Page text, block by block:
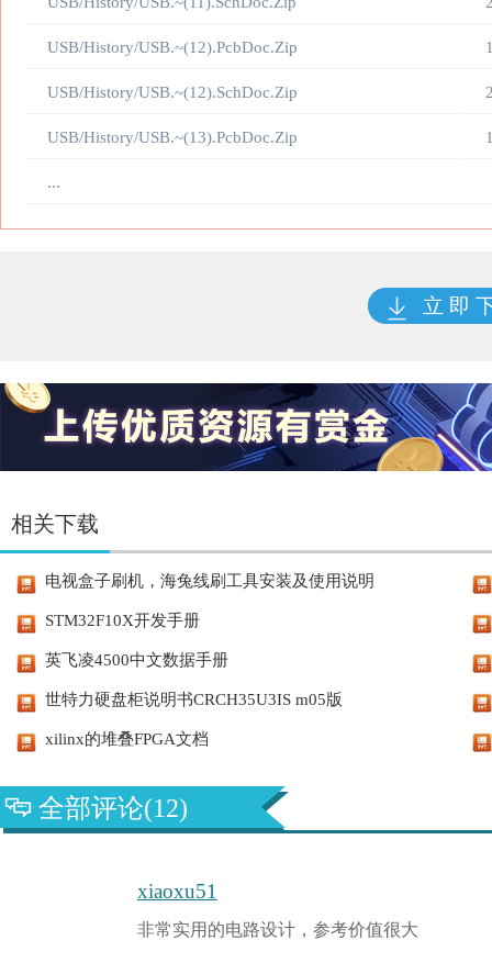
USB/History/USB.~(12).PcbDoc.Zip
USB/History/USB.~(12).SchDoc.Zip
USB/History/USB.~(13).PcbDoc.Zip
...
立 即
相关下载
电视盒子刷机，海兔线刷工具安装及使用说明
STM32F10X开发手册
英飞凌4500中文数据手册
世特力硬盘柜说明书CRCH35U3IS m05版
xilinx的堆叠FPGA文档
全部评论(12)
xiaoxu51
非常实用的电路设计，参考价值很大